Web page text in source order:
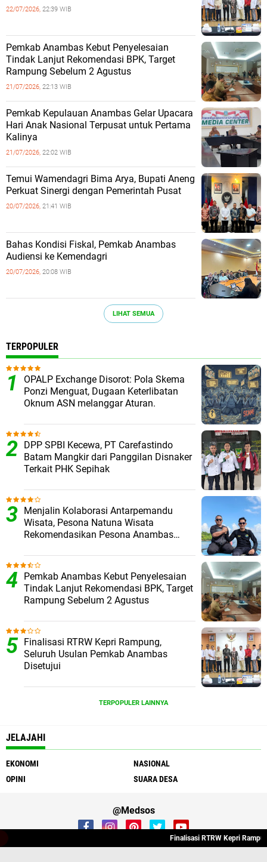
22/07/2026, 22:39 WIB
Pemkab Anambas Kebut Penyelesaian
Tindak Lanjut Rekomendasi BPK, Target
Rampung Sebelum 2 Agustus
21/07/2026, 22:13 WIB
Pemkab Kepulauan Anambas Gelar Upacara
Hari Anak Nasional Terpusat untuk Pertama
Kalinya
21/07/2026, 22:02 WIB
Temui Wamendagri Bima Arya, Bupati Aneng
Perkuat Sinergi dengan Pemerintah Pusat
20/07/2026, 21:41 WIB
Bahas Kondisi Fiskal, Pemkab Anambas
Audiensi ke Kemendagri
20/07/2026, 20:08 WIB
LIHAT SEMUA
TERPOPULER
OPALP Exchange Disorot: Pola Skema
Ponzi Menguat, Dugaan Keterlibatan
Oknum ASN melanggar Aturan.
DPP SPBI Kecewa, PT Carefastindo
Batam Mangkir dari Panggilan Disnaker
Terkait PHK Sepihak
Menjalin Kolaborasi Antarpemandu
Wisata, Pesona Natuna Wisata
Rekomendasikan Pesona Anambas
Pemkab Anambas Kebut Penyelesaian
Tindak Lanjut Rekomendasi BPK, Target
Rampung Sebelum 2 Agustus
Finalisasi RTRW Kepri Rampung,
Seluruh Usulan Pemkab Anambas
Disetujui
TERPOPULER LAINNYA
JELAJAHI
EKONOMI
NASIONAL
OPINI
SUARA DESA
@Medsos
Finalisasi RTRW Kepri